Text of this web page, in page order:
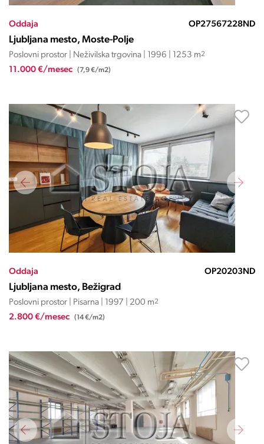
Oddaja OP27567228ND
Ljubljana mesto, Moste-Polje
Poslovni prostor | Neživilska trgovina | 1996 | 1253 m2
11.000 €/mesec (7,9 €/m2)
Oddaja OP20203ND
Ljubljana mesto, Bežigrad
Poslovni prostor | Pisarna | 1997 | 200 m2
2.800 €/mesec (14 €/m2)